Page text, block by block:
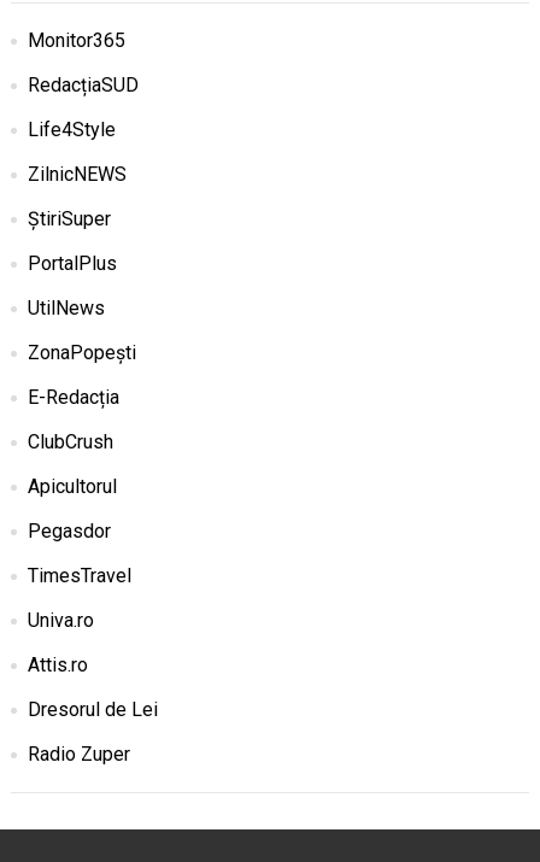
Monitor365
RedacțiaSUD
Life4Style
ZilnicNEWS
ȘtiriSuper
PortalPlus
UtilNews
ZonaPopești
E-Redacția
ClubCrush
Apicultorul
Pegasdor
TimesTravel
Univa.ro
Attis.ro
Dresorul de Lei
Radio Zuper